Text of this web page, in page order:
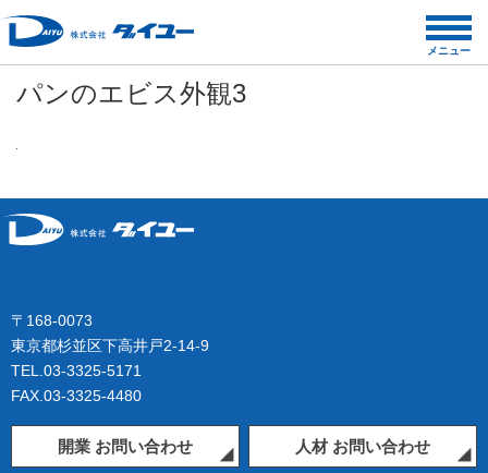
コ
テ
キ
ッ
プ
メニュー
パンのエビス外観3
〒168-0073
東京都杉並区下高井戸2-14-9
TEL.03-3325-5171
FAX.03-3325-4480
開業 お問い合わせ 人材 お問い合わせ